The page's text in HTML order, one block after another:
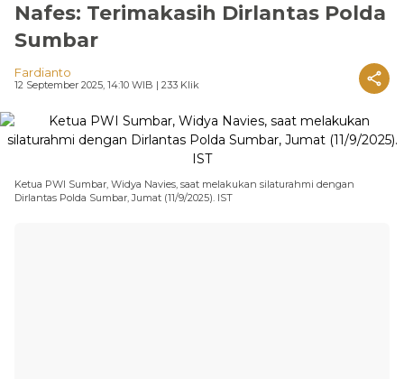
Nafes: Terimakasih Dirlantas Polda
Sumbar
Fardianto
12 September 2025, 14:10 WIB | 233 Klik
Ketua PWI Sumbar, Widya Navies, saat melakukan silaturahmi dengan
Dirlantas Polda Sumbar, Jumat (11/9/2025). IST